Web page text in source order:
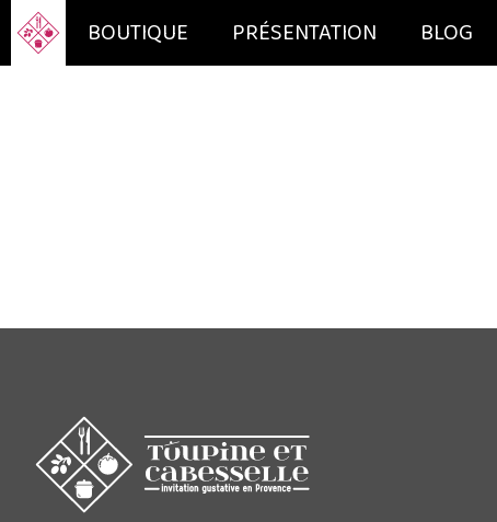
BOUTIQUE PRÉSENTATION BLOG